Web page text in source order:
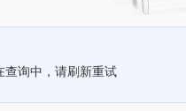
查询中，请刷新重试